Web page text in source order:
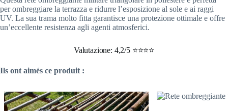
per ombreggiare la terrazza e ridurre l’esposizione al sole e ai raggi
UV. La sua trama molto fitta garantisce una protezione ottimale e offre
un’eccellente resistenza agli agenti atmosferici.
Valutazione: 4,2/5 ⭐⭐⭐⭐
Ils ont aimés ce produit :